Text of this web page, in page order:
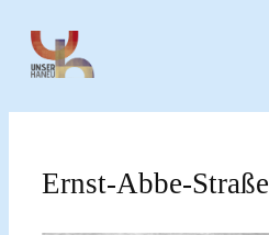
Inhalt
springen
Ernst-Abbe-Straße